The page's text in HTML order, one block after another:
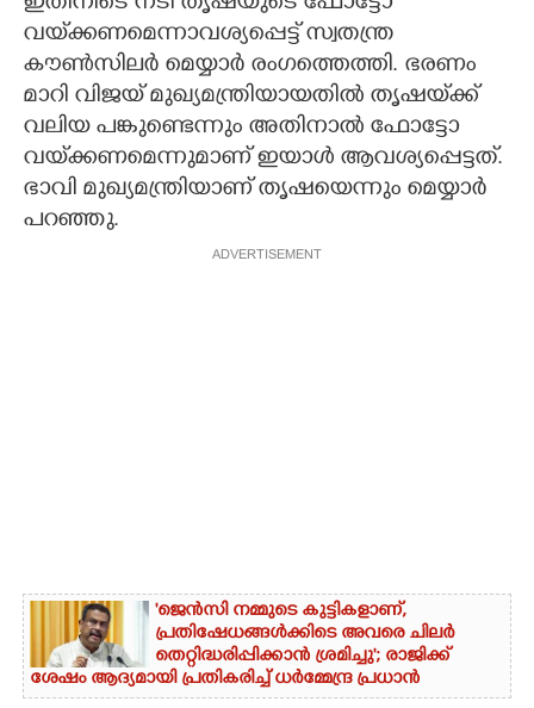
CONTACT US
വയ്‌ക്കണമെന്നാവശ്യപ്പെട്ട് സ്വതന്ത്ര
കൗൺസിലർ മെയ്യാർ രംഗത്തെത്തി. ഭരണം
മാറി വിജയ് മുഖ്യമന്ത്രിയായതിൽ തൃഷയ്‌ക്ക്
വലിയ പങ്കുണ്ടെന്നും അതിനാൽ ഫോട്ടോ
വയ്‌ക്കണമെന്നുമാണ് ഇയാൾ ആവശ്യപ്പെട്ടത്.
ഭാവി മുഖ്യമന്ത്രിയാണ് തൃഷയെന്നും മെയ്യാർ
പറഞ്ഞു.
ADVERTISEMENT
'ജെൻസി നമ്മുടെ കുട്ടികളാണ്,
പ്രതിഷേധങ്ങൾക്കിടെ അവരെ ചിലർ
തെറ്റിദ്ധരിപ്പിക്കാൻ ശ്രമിച്ചു'; രാജിക്ക്
ശേഷം ആദ്യമായി പ്രതികരിച്ച് ധർമ്മേന്ദ്ര പ്രധാൻ